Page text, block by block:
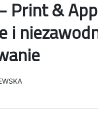
Print &
i